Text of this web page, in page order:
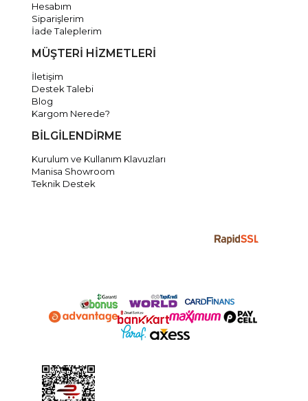
Hesabım
Siparişlerim
İade Taleplerim
MÜŞTERİ HİZMETLERİ
İletişim
Destek Talebi
Blog
Kargom Nerede?
BİLGİLENDİRME
Kurulum ve Kullanım Klavuzları
Manisa Showroom
Teknik Destek